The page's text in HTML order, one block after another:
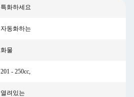
특화하세요
자동화하는
화물
201 - 250cc,
열려있는